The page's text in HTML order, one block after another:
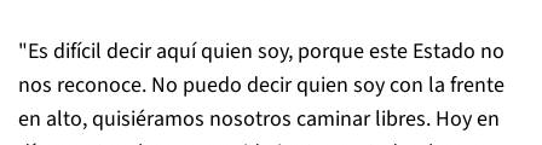
"Es difícil decir aquí quien soy, porque este Estado no
nos reconoce. No puedo decir quien soy con la frente
en alto, quisiéramos nosotros caminar libres. Hoy en